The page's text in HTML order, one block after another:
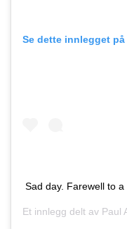
Se dette innlegget
Sad day. Farewell to
Et innlegg delt av Paul